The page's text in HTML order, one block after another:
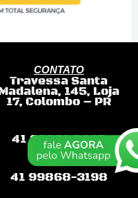
CONTATO
Travessa Santa
145, Loja
17, Colombo – PR
41 99681.9445
41 99868-3198